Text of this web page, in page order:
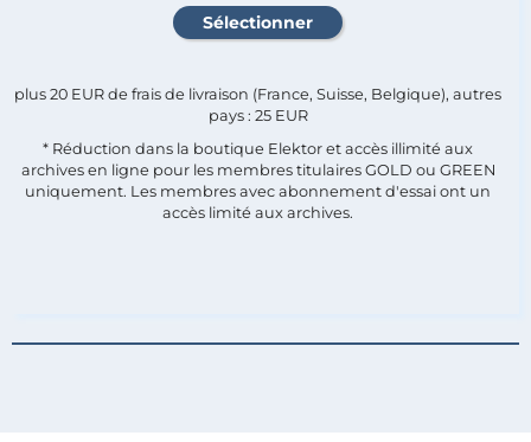
plus 20 EUR de frais de livraison (France, Suisse, Belgique), autres
pays : 25 EUR
* Réduction dans la boutique Elektor et accès illimité aux
archives en ligne pour les membres titulaires GOLD ou GREEN
uniquement. Les membres avec abonnement d'essai ont un
accès limité aux archives.